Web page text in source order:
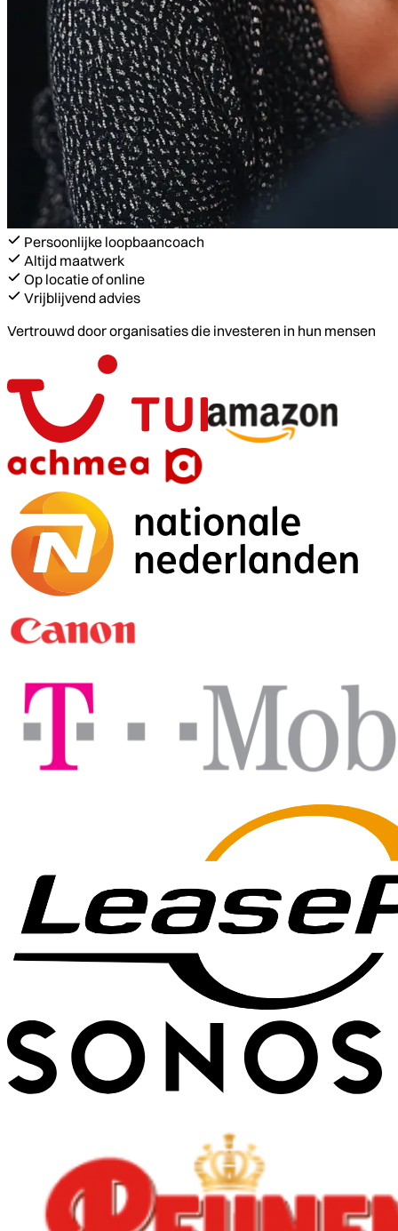
Persoonlijke loopbaancoach
Altijd maatwerk
Op locatie of online
Vrijblijvend advies
Vertrouwd door organisaties die investeren in hun mensen